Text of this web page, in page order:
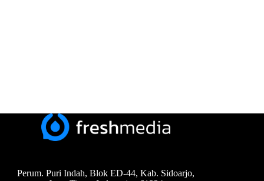
Perum. Puri Indah, Blok ED-44, Kab. Sidoarjo,